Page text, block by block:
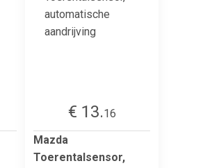
€ 13.16
Mazda
Toerentalsensor,